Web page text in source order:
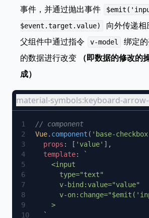
事件，并通过抛出事件
$event.target.value)
向外传递
父组件中通过指令
v-model
绑定
的数据进行改变
（即数据的修改的
成）
material-symbols:keyboard-
Vue. component ( 'base-
  props
: [ 'value'
  template
: